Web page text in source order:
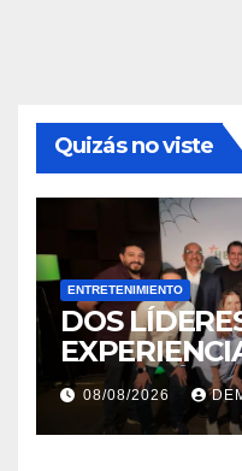
Quizás no viste
ENTRETENIMIENTO
DOS
PANAMÁ Y
DE VIVIR EL
08/08/2026